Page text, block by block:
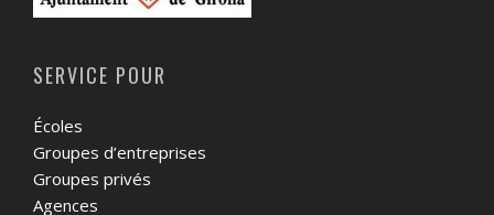
SERVICE POUR
Écoles
Groupes d’entreprises
Groupes privés
Agences